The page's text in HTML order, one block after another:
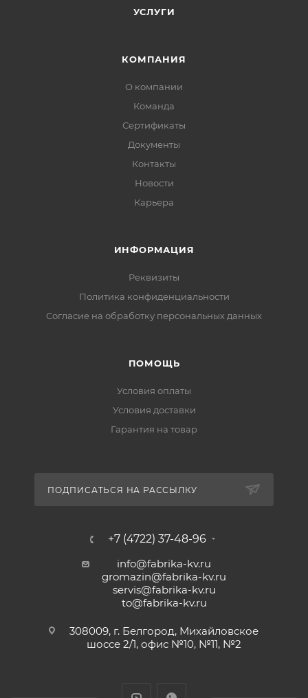
УСЛУГИ
КОМПАНИЯ
О компании
Команда
Сертификаты
Документы
Контакты
Новости
Карьера
ИНФОРМАЦИЯ
Реквизиты
Политика конфиденциальности
Cогласие на обработку персональных данных
ПОМОЩЬ
Условия оплаты
Условия доставки
Гарантия на товар
ПОДПИСАТЬСЯ НА РАССЫЛКУ
+7 (4722) 37-48-96
info@fabrika-kv.ru
gromazin@fabrika-kv.ru
servis@fabrika-kv.ru
to@fabrika-kv.ru
308009, г. Белгород, Михайловское
шоссе 2/1, офис №10, №11, №2